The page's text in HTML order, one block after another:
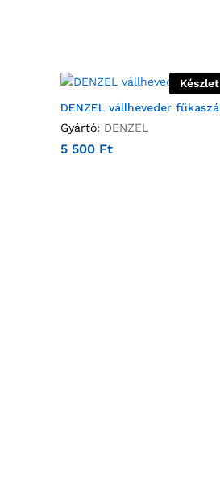
DENZEL vállheveder
Gyártó: DENZEL
5 500 Ft